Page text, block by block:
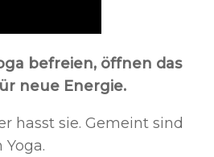
befreien, öffnen das
neue Energie.
hasst sie. Gemeint sind